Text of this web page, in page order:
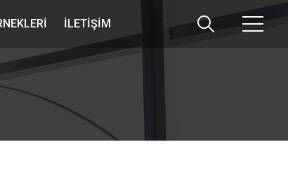
İLETIŞIM